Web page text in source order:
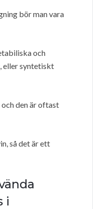
bör man vara
och
eller syntetiskt
den är oftast
så det är ett
i